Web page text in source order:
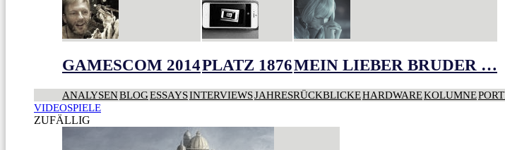
GAMESCOM 2014PLATZ 1876MEIN LIEBER BRUDER …
ANALYSENBLOGESSAYSINTERVIEWSJAHRESRÜCKBLICKEHARDWAREKOLUMNE
VIDEOSPIELE
ZUFÄLLIG